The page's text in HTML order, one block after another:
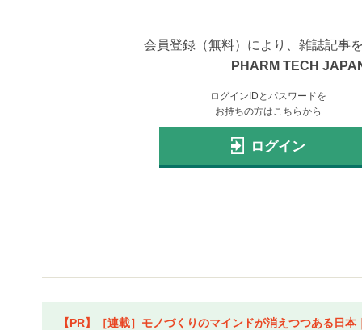
会員登録（無料）により、雑誌記事
PHARM TECH
ログインIDとパスワードを
お持ちの方はこちらから
ログイン
【PR】［連載］モノづくりのマインドが消えつつある日